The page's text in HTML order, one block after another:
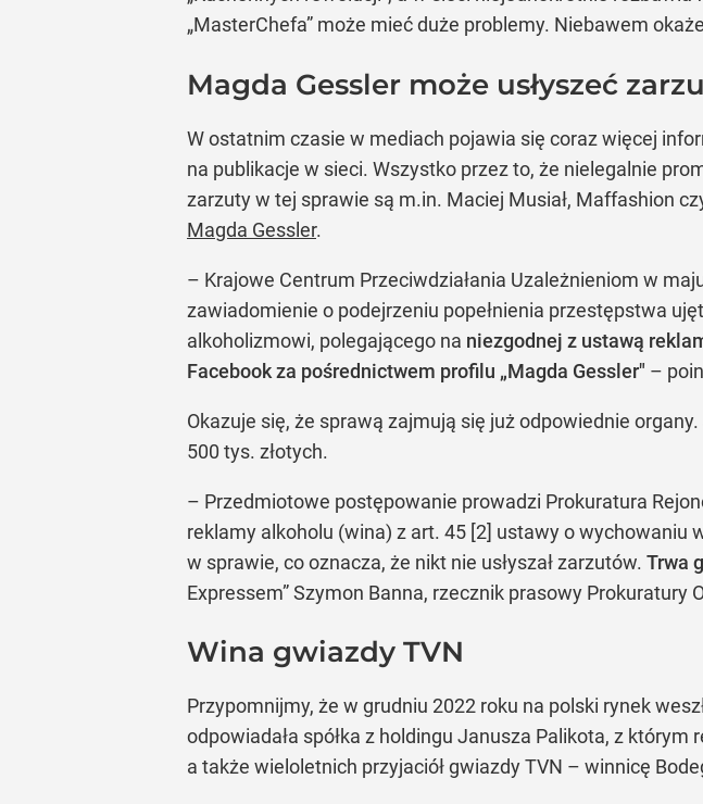
„MasterChefa” może mieć duże problemy. Niebawem
Magda Gessler może usłyszeć
W ostatnim czasie w mediach pojawia się coraz więcej
na publikacje w sieci. Wszystko przez to, że nielegalnie
zarzuty w tej sprawie są m.in. Maciej Musiał, Maffashion
Magda Gessler.
– Krajowe Centrum Przeciwdziałania Uzależnieniom w
zawiadomienie o podejrzeniu popełnienia przestępstwa
alkoholizmowi, polegającego na niezgodnej z ustawą
Facebook za pośrednictwem profilu „Magda Gessler" –
Okazuje się, że sprawą zajmują się już odpowiednie
500 tys. złotych.
– Przedmiotowe postępowanie prowadzi Prokuratura
reklamy alkoholu (wina) z art. 45 [2] ustawy o wychowaniu
w sprawie, co oznacza, że nikt nie usłyszał zarzutów. Trwa
Expressem” Szymon Banna, rzecznik prasowy Prokuratury
Wina gwiazdy TVN
Przypomnijmy, że w grudniu 2022 roku na polski rynek
odpowiadała spółka z holdingu Janusza Palikota, z
a także wieloletnich przyjaciół gwiazdy TVN – winnicę